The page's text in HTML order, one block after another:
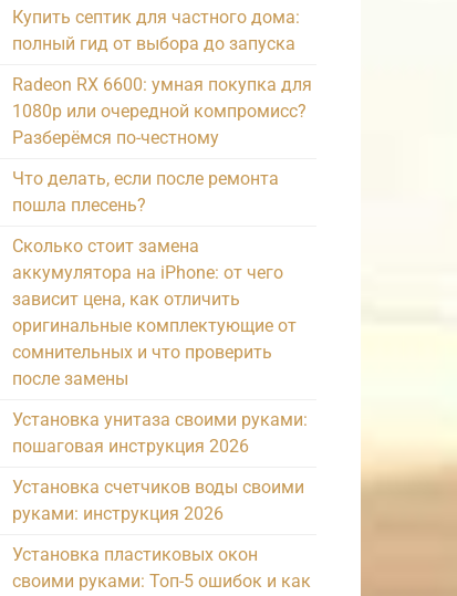
Купить септик для частного дома:
полный гид от выбора до запуска
Radeon RX 6600: умная покупка для
1080p или очередной компромисс?
Разберёмся по-честному
Что делать, если после ремонта
пошла плесень?
Сколько стоит замена
аккумулятора на iPhone: от чего
зависит цена, как отличить
оригинальные комплектующие от
сомнительных и что проверить
после замены
Установка унитаза своими руками:
пошаговая инструкция 2026
Установка счетчиков воды своими
руками: инструкция 2026
Установка пластиковых окон
своими руками: Топ-5 ошибок и как